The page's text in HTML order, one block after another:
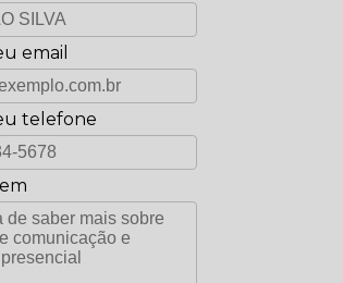
email
telefone